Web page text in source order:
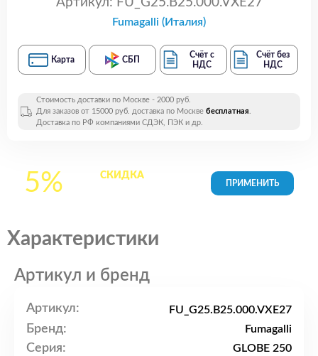
Артикул: FU_G25.B25.000.VXE27
Fumagalli (Италия)
Карта СБП
Счёт с
НДС
Счёт без
НДС
Стоимость доставки по Москве - 2000 руб.
Для заказов от 15000 руб. доставка по Москве бесплатная.
Доставка по РФ компаниями СДЭК, ПЭК и др.
5% СКИДКАна все
Характеристики
Артикул и бренд
Артикул: FU_G25.B25.000.VXE27
Бренд: Fumagalli
Серия: GLOBE 250